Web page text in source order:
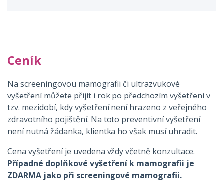
Ceník
Na screeningovou mamografii či ultrazvukové
vyšetření můžete přijít i rok po předchozím vyšetření v
tzv. mezidobí, kdy vyšetření není hrazeno z veřejného
zdravotního pojištění. Na toto preventivní vyšetření
není nutná žádanka, klientka ho však musí uhradit.
Cena vyšetření je uvedena vždy včetně konzultace.
Případné doplňkové vyšetření k mamografii je
ZDARMA jako při screeningové mamografii.